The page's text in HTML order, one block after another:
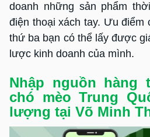
doanh những sản phẩm
điện thoại xách tay. Ưu điểm
thứ ba bạn có thể lấy được
lược kinh doanh của mình.
Nhập nguồn hàng
chó mèo Trung
lượng tại Võ Minh